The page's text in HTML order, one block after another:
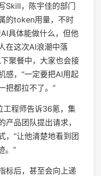
Skill，陈宇佳的部门
的token用量，不时
具体能做什么，但他
在这次AI浪潮中落
聚餐中，大家也会接
感，“一定要把AI用起
把都拉不了。”
程师告诉36氪，集
产品团队提出请求，
，“让他清楚地看到团
。”
标后，甚至会向上递